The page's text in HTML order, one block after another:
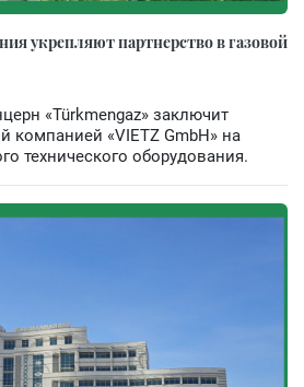
укрепляют партнерство в газовой
«Türkmengaz» заключит
компанией «VIETZ GmbH» на
технического оборудования.